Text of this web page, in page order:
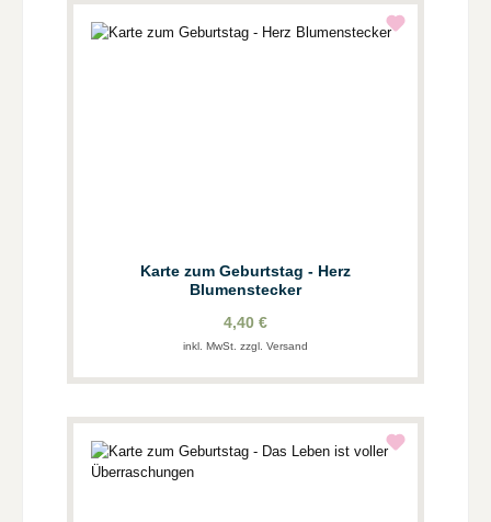
Karte zum Geburtstag - Herz
Blumenstecker
4,40 €
inkl. MwSt. zzgl. Versand